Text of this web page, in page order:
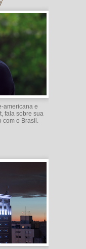
americana e
fala sobre sua
o Brasil.